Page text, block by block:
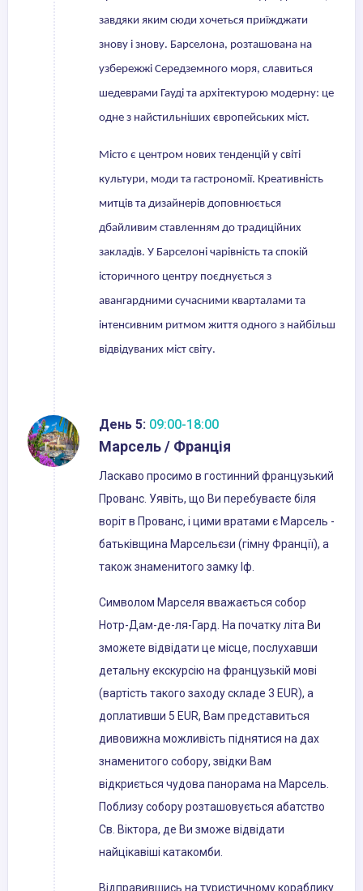
завдяки яким сюди хочеться приїжджати
знову і знову. Барселона, розташована на
узбережжі Середземного моря, славиться
шедеврами Гауді та архітектурою модерну: це
одне з найстильніших європейських міст.
Місто є центром нових тенденцій у світі
культури, моди та гастрономії. Креативність
митців та дизайнерів доповнюється
дбайливим ставленням до традиційних
закладів. У Барселоні чарівність та спокій
історичного центру поєднується з
авангардними сучасними кварталами та
інтенсивним ритмом життя одного з найбільш
відвідуваних міст світу.
День 5: 09:00-18:00
Марсель / Франція
Ласкаво просимо в гостинний французький
Прованс. Уявіть, що Ви перебуваєте біля
воріт в Прованс, і цими вратами є Марсель -
батьківщина Марсельєзи (гімну Франції), а
також знаменитого замку Іф.
Символом Марселя вважається собор
Нотр-Дам-де-ля-Гард. На початку літа Ви
зможете відвідати це місце, послухавши
детальну екскурсію на французькій мові
(вартість такого заходу складе 3 EUR), а
доплативши 5 EUR, Вам представиться
дивовижна можливість піднятися на дах
знаменитого собору, звідки Вам
відкриється чудова панорама на Марсель.
Поблизу собору розташовується абатство
Св. Віктора, де Ви зможе відвідати
найцікавіші катакомби.
Відправившись на туристичному кораблику